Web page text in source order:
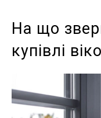
На що
купівлі